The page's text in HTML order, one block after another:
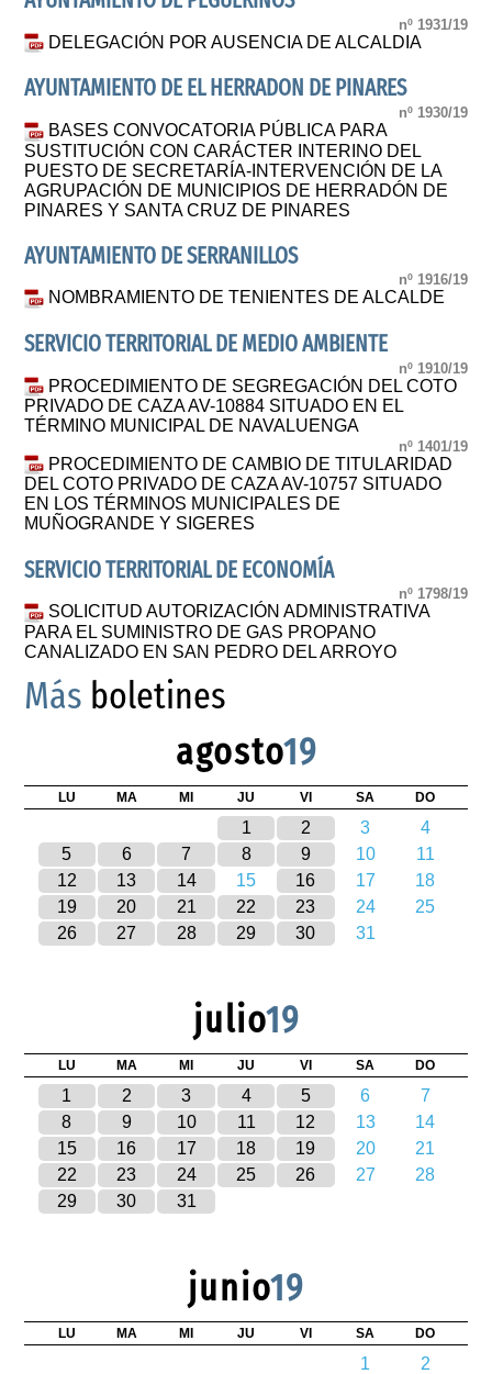
nº 1931/19
DELEGACIÓN POR AUSENCIA DE ALCALDIA
AYUNTAMIENTO DE EL HERRADON DE PINARES
nº 1930/19
BASES CONVOCATORIA PÚBLICA PARA
SUSTITUCIÓN CON CARÁCTER INTERINO DEL
PUESTO DE SECRETARÍA-INTERVENCIÓN DE LA
AGRUPACIÓN DE MUNICIPIOS DE HERRADÓN DE
PINARES Y SANTA CRUZ DE PINARES
AYUNTAMIENTO DE SERRANILLOS
nº 1916/19
NOMBRAMIENTO DE TENIENTES DE ALCALDE
SERVICIO TERRITORIAL DE MEDIO AMBIENTE
nº 1910/19
PROCEDIMIENTO DE SEGREGACIÓN DEL COTO
PRIVADO DE CAZA AV-10884 SITUADO EN EL
TÉRMINO MUNICIPAL DE NAVALUENGA
nº 1401/19
PROCEDIMIENTO DE CAMBIO DE TITULARIDAD
DEL COTO PRIVADO DE CAZA AV-10757 SITUADO
EN LOS TÉRMINOS MUNICIPALES DE
MUÑOGRANDE Y SIGERES
SERVICIO TERRITORIAL DE ECONOMÍA
nº 1798/19
SOLICITUD AUTORIZACIÓN ADMINISTRATIVA
PARA EL SUMINISTRO DE GAS PROPANO
CANALIZADO EN SAN PEDRO DEL ARROYO
Más boletines
agosto19
LU MA MI JU VI SA DO
1 2 3
4
5
6 7 8 9 10
11
12
13 14 15 16 17
18
19
20 21 22 23 24
25
26
27 28 29 30 31
julio19
LU MA MI JU VI SA DO
1 2 3 4 5 6
7
8
9 10 11 12 13
14
15
16 17 18 19 20
21
22
23 24 25 26 27
28
29
30 31
junio19
LU MA MI JU VI SA DO
1
2